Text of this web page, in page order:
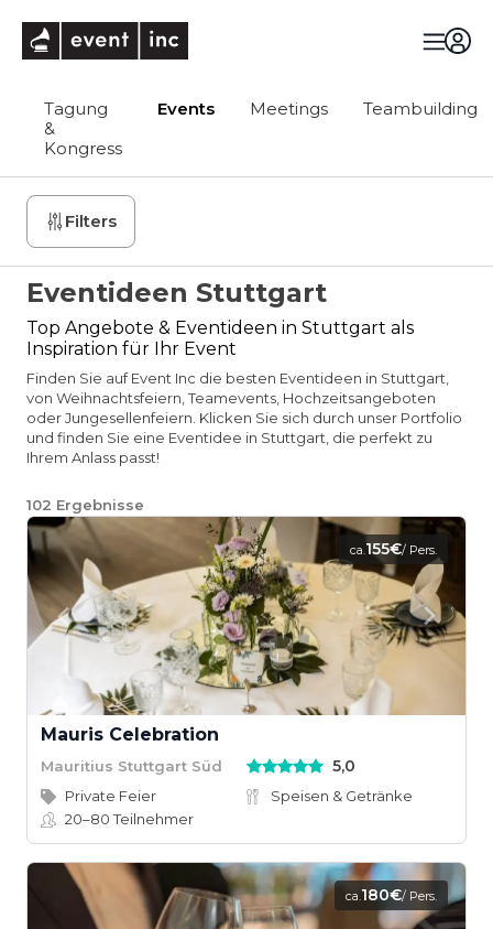
Tagung
&
Kongress
Events Meetings Teambuilding
Filters
Eventideen Stuttgart
Top Angebote & Eventideen in Stuttgart als
Inspiration für Ihr Event
Finden Sie auf Event Inc die besten Eventideen in Stuttgart,
von Weihnachtsfeiern, Teamevents, Hochzeitsangeboten
oder Jungesellenfeiern. Klicken Sie sich durch unser Portfolio
und finden Sie eine Eventidee in Stuttgart, die perfekt zu
Ihrem Anlass passt!
102 Ergebnisse
ca.155€/ Pers.
Mauris Celebration
Mauritius Stuttgart Süd 5,0
Private Feier
Speisen & Getränke
20–80Teilnehmer
ca.180€/ Pers.